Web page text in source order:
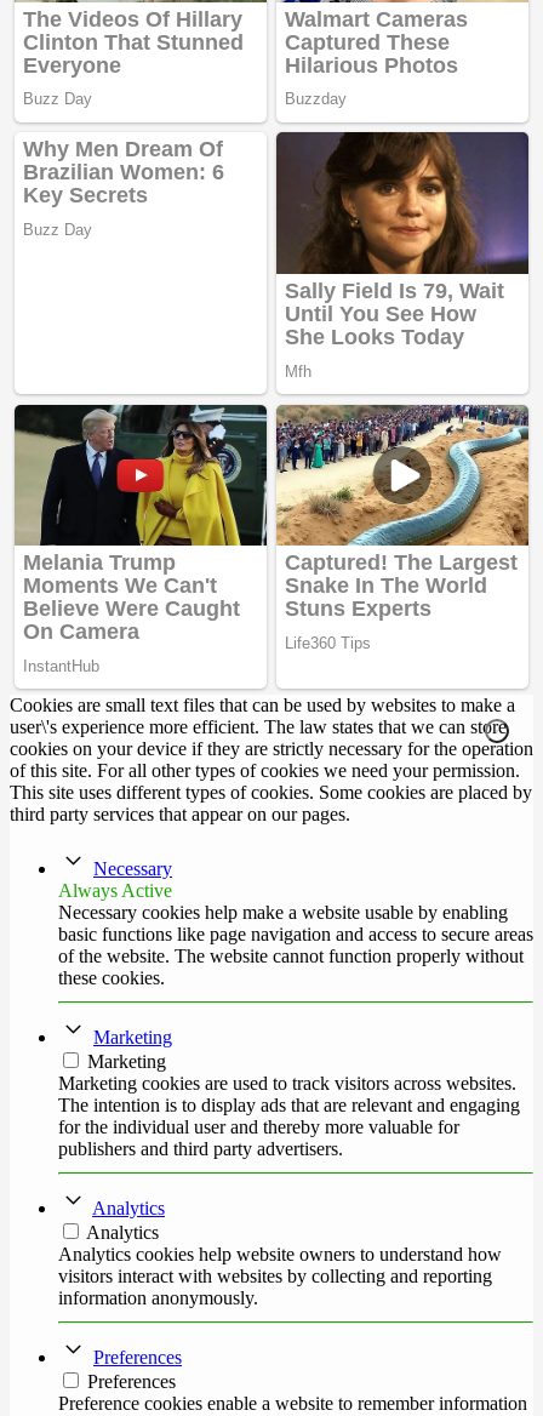
Cookies are small text files that can be used by websites to make a
user\'s experience more efficient. The law states that we can store
cookies on your device if they are strictly necessary for the operation
of this site. For all other types of cookies we need your permission.
This site uses different types of cookies. Some cookies are placed by
third party services that appear on our pages.
Necessary
Always Active
Necessary cookies help make a website usable by enabling
basic functions like page navigation and access to secure areas
of the website. The website cannot function properly without
these cookies.
Marketing
Marketing
Marketing cookies are used to track visitors across websites.
The intention is to display ads that are relevant and engaging
for the individual user and thereby more valuable for
publishers and third party advertisers.
Analytics
Analytics
Analytics cookies help website owners to understand how
visitors interact with websites by collecting and reporting
information anonymously.
Preferences
Preferences
Preference cookies enable a website to remember information